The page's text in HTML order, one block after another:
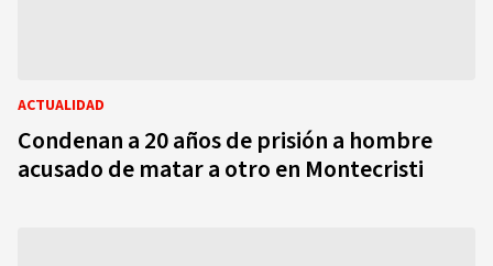
ACTUALIDAD
Condenan a 20 años de prisión a hombre
acusado de matar a otro en Montecristi